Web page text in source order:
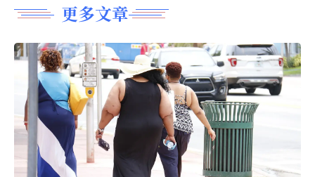
更多文章